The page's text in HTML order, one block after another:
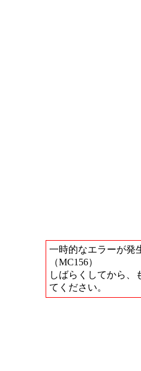
一時的なエラーが発
（MC156）
しばらくしてから、
てください。